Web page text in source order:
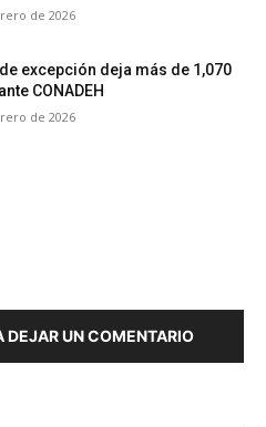
de 2026
excepción deja más de 1,070
CONADEH
de 2026
DEJAR UN COMENTARIO